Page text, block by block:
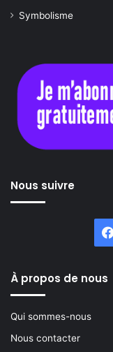
Symbolisme
Nous suivre
À propos de nous
Qui sommes-nous
Nous contacter